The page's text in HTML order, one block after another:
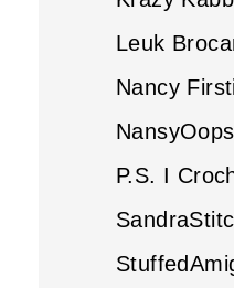
Leuk
Nancy
NansyOops
P.S. I